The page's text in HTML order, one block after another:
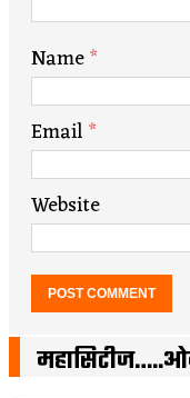
Name*
Email*
Website